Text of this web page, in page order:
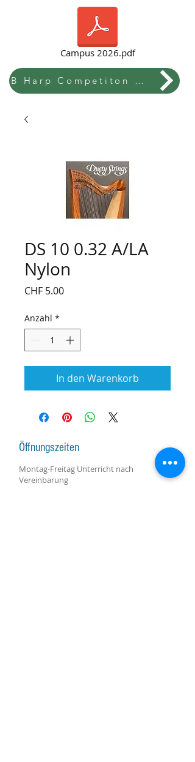
Campus 2026.pdf
B Harp Competiton & Festival
DS 10 0.32 A/LA
Nylon
CHF 5.00Preis
Anzahl *
In den Warenkorb
Öffnungszeiten
Montag-Freitag Unterricht nach
Vereinbarung